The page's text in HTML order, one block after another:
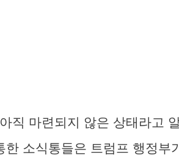
직 마련되지 않은 상태라고
소식통들은 트럼프 행정부